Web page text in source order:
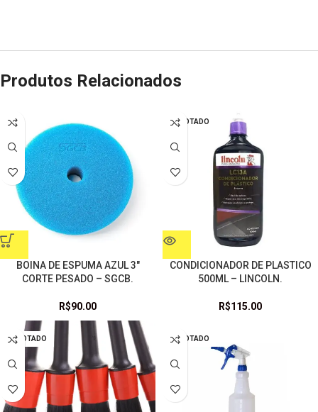
Produtos Relacionados
BOINA DE ESPUMA AZUL 3″
CORTE PESADO – SGCB.
R$90.00
ESGOTADO
CONDICIONADOR DE PLASTICO
500ML – LINCOLN.
R$115.00
ESGOTADO ESGOTADO